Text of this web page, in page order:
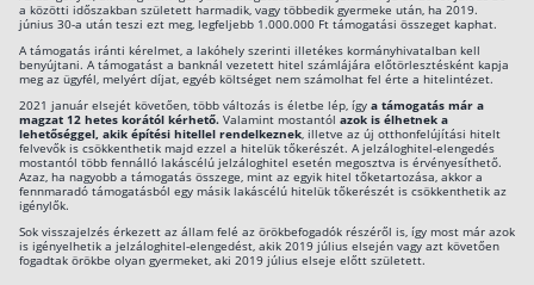
a közötti időszakban született harmadik, vagy többedik gyermeke után, ha 2019.
június 30-a után teszi ezt meg, legfeljebb 1.000.000 Ft támogatási összeget kaphat.
A támogatás iránti kérelmet, a lakóhely szerinti illetékes kormányhivatalban kell
benyújtani. A támogatást a banknál vezetett hitel számlájára előtörlesztésként kapja
meg az ügyfél, melyért díjat, egyéb költséget nem számolhat fel érte a hitelintézet.
2021 január elsejét követően, több változás is életbe lép, így a támogatás már a
magzat 12 hetes korától kérhető. Valamint mostantól azok is élhetnek a
lehetőséggel, akik építési hitellel rendelkeznek , illetve az új otthonfelújítási hitelt
felvevők is csökkenthetik majd ezzel a hitelük tőkerészét. A jelzáloghitel-elengedés
mostantól több fennálló lakáscélú jelzáloghitel esetén megosztva is érvényesíthető.
Azaz, ha nagyobb a támogatás összege, mint az egyik hitel tőketartozása, akkor a
fennmaradó támogatásból egy másik lakáscélú hitelük tőkerészét is csökkenthetik az
igénylők.
Sok visszajelzés érkezett az állam felé az örökbefogadók részéről is, így most már azok
is igényelhetik a jelzáloghitel-elengedést, akik 2019 július elsején vagy azt követően
fogadtak örökbe olyan gyermeket, aki 2019 július elseje előtt született.